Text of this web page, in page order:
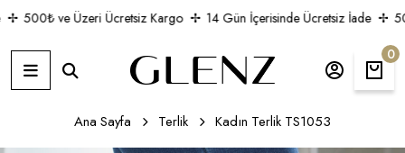
500₺ ve Üzeri Ücretsiz Kargo 14 Gün İçerisinde Ücretsiz İade
0
Ana Sayfa Terlik Kadın Terlik TS1053